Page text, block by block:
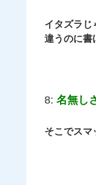
イタズラじ
違うのに書
8: 名無し
そこでスマ